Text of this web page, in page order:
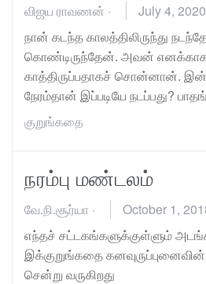
விஜய ராவணன் ·
July 4, 2020
நான் கடந்த காலத்திலிருந்து
கொண்டிருந்தேன். அவன் எனக்காக
காத்திருப்பதாகச் சொன்னான்.
நேரம்தான் இப்படியே நடப்பது?
குறுங்கதை
நரம்பு மண்டலம்
வே.நி.சூர்யா ·
October 1,
எந்தச் சட்டகங்களுக்குள்ளும்
இக்குறுங்கதை
சென்று வருகிறது